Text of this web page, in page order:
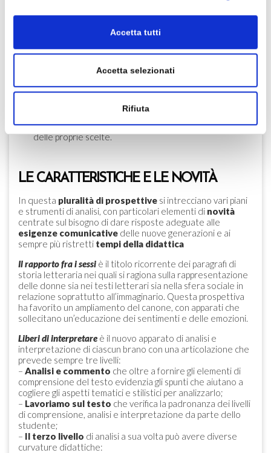
Accetta tutti
Accetta selezionati
Rifiuta
grazie a spazi, sezioni, attività che guidano
sperimentare la conquista della conoscenza e la
libertà dell’interpretazione
come processi comunitari
in divenire, a cui ognuno, dalla propria posizione, è
chiamato a dare un contributo attivo.
• La letteratura non è un pretesto per parlare d’altro,
ma permette di coglierne le potenzialità al fine di
contribuire alla formazione di una persona consapevole
delle proprie scelte.
LE CARATTERISTICHE E LE NOVITÀ
In questa pluralità di prospettive si intrecciano vari piani
e strumenti di analisi, con particolari elementi di novità
centrate sul bisogno di dare risposte adeguate alle
esigenze comunicative delle nuove generazioni e ai
sempre più ristretti tempi della didattica
Il rapporto fra i sessi è il titolo ricorrente dei paragrafi di
storia letteraria nei quali si ragiona sulla rappresentazione
delle donne sia nei testi letterari sia nella sfera sociale in
relazione soprattutto all’immaginario. Questa prospettiva
ha favorito un ampliamento del canone, con apparati che
sollecitano un’educazione dei sentimenti e delle emozioni.
Liberi di interpretare è il nuovo apparato di analisi e
interpretazione di ciascun brano con una articolazione che
prevede sempre tre livelli:
– Analisi e commento che oltre a fornire gli elementi di
comprensione del testo evidenzia gli spunti che aiutano a
cogliere gli aspetti tematici e stilistici per analizzarlo;
– Lavoriamo sul testo che verifica la padronanza dei livelli
di comprensione, analisi e interpretazione da parte dello
studente;
– Il terzo livello di analisi a sua volta può avere diverse
curvature didattiche: